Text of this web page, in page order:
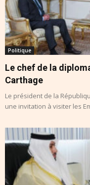
Politique
Le chef de la
Carthage
Le président de la
une invitation à visiter les